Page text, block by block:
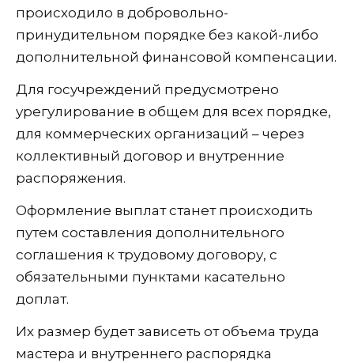
происходило в добровольно-
принудительном порядке без какой-либо
дополнительной финансовой компенсации.
Для госучреждений предусмотрено
урегулирование в общем для всех порядке,
для коммерческих организаций – через
коллективный договор и внутренние
распоряжения.
Оформление выплат станет происходить
путем составления дополнительного
соглашения к трудовому договору, с
обязательными пунктами касательно
доплат.
Их размер будет зависеть от объема труда
мастера и внутреннего распорядка